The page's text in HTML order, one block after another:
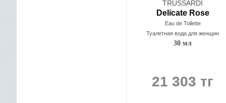
TRUSSARDI
Delicate Rose
Eau de Toilette
Туалетная вода для женщин
30 мл
21 303 тг